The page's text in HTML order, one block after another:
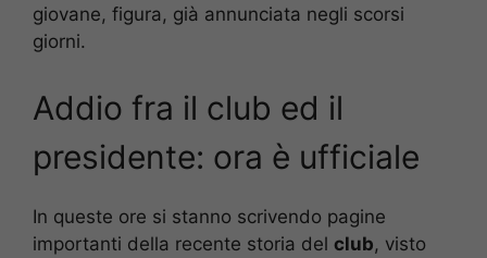
giovane, figura, già annunciata negli scorsi
giorni.
Addio fra il club ed il
presidente: ora è ufficiale
In queste ore si stanno scrivendo pagine
importanti della recente storia del club, visto